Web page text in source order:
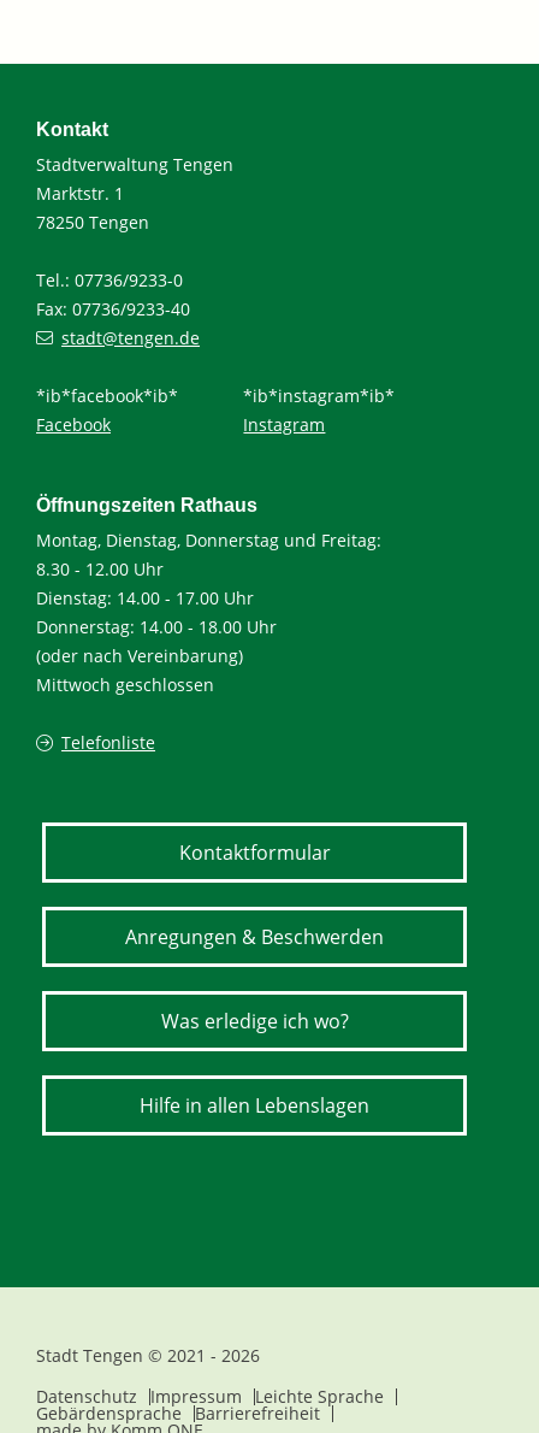
Kontakt
Stadtverwaltung Tengen
Marktstr. 1
78250 Tengen
Tel.: 07736/9233-0
Fax: 07736/9233-40
stadt@tengen.de
*ib*facebook*ib*
Facebook
*ib*instagram*ib*
Instagram
Öffnungszeiten Rathaus
Montag, Dienstag, Donnerstag und Freitag:
8.30 - 12.00 Uhr
Dienstag: 14.00 - 17.00 Uhr
Donnerstag: 14.00 - 18.00 Uhr
(oder nach Vereinbarung)
Mittwoch geschlossen
Telefonliste
Kontaktformular
Anregungen & Beschwerden
Was erledige ich wo?
Hilfe in allen Lebenslagen
Stadt Tengen © 2021 - 2026
Datenschutz
Impressum Leichte Sprache
Gebärdensprache Barrierefreiheit